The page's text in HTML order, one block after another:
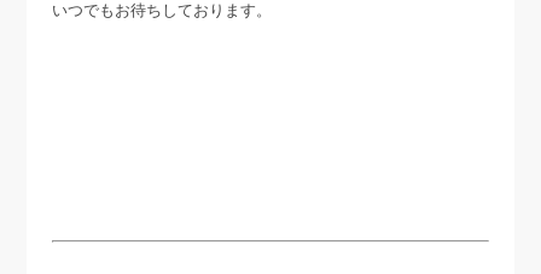
いつでもお待ちしております。